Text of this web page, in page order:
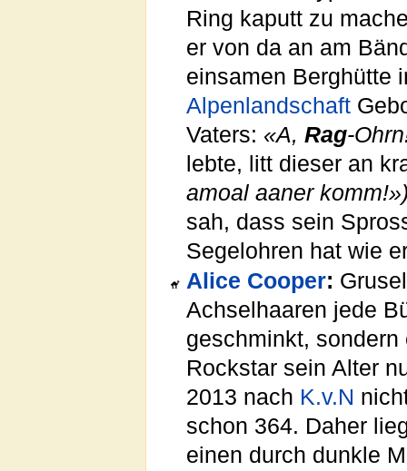
Ring kaputt zu
er von da an am
einsamen Berghütte
Alpenlandschaft
Vaters: «A,Rag-
lebte, litt dieser an
amoal aaner
sah, dass sein
Segelohren hat wie
Alice Cooper:
Achselhaaren jede
geschminkt,
Rockstar sein Alter
2013 nach K.v.N
schon 364. Daher
einen durch dunkle